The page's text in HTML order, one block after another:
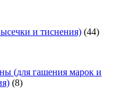
и тиснения) (44)
(для гашения марок и
(8)